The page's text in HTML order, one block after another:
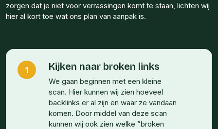
zorgen dat je niet voor verrassingen komt te staan, lichten wij
hier al kort toe wat ons plan van aanpak is.
1 Kijken naar broken links
We gaan beginnen met een kleine
scan. Hier kunnen wij zien hoeveel
backlinks er al zijn en waar ze vandaan
komen. Door middel van deze scan
kunnen wij ook zien welke ”broken